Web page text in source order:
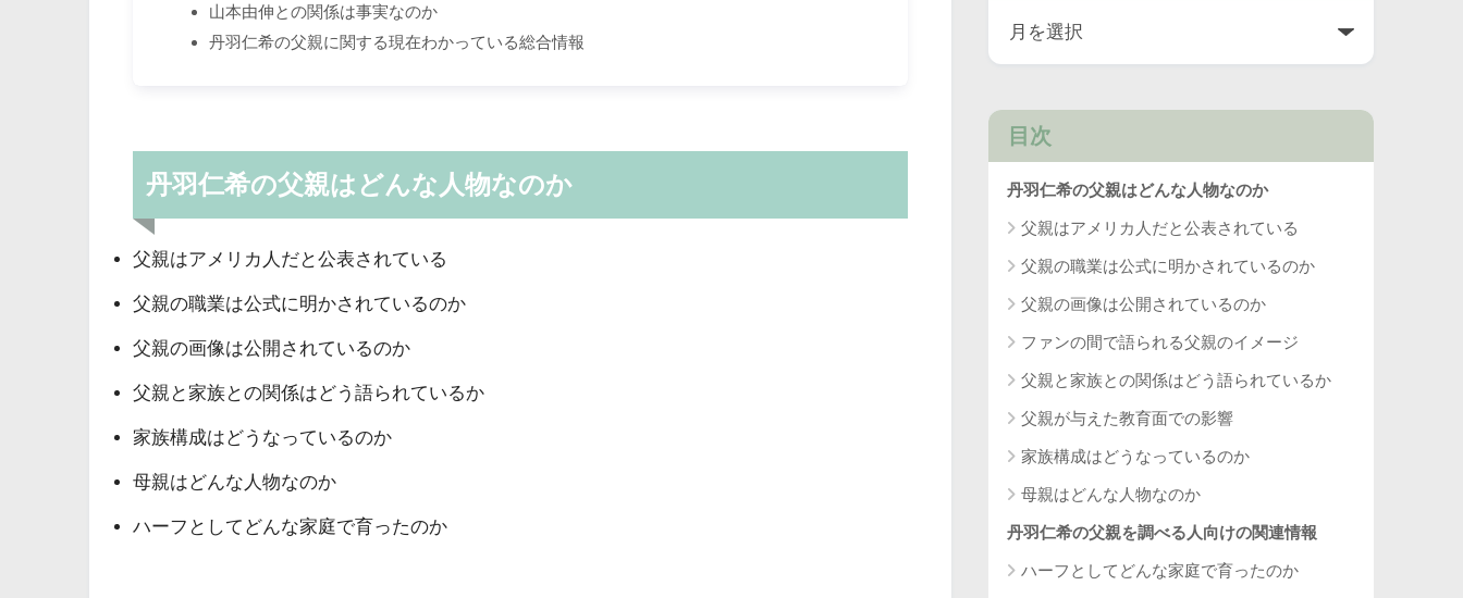
山本由伸との関係は事実なのか
丹羽仁希の父親に関する現在わかっている総合情報
丹羽仁希の父親はどんな人物なのか
父親はアメリカ人だと公表されている
父親の職業は公式に明かされているのか
父親の画像は公開されているのか
父親と家族との関係はどう語られているか
家族構成はどうなっているのか
母親はどんな人物なのか
ハーフとしてどんな家庭で育ったのか
目次
丹羽仁希の父親はどんな人物なのか
父親はアメリカ人だと公表されている
父親の職業は公式に明かされているのか
父親の画像は公開されているのか
ファンの間で語られる父親のイメージ
父親と家族との関係はどう語られているか
父親が与えた教育面での影響
家族構成はどうなっているのか
母親はどんな人物なのか
丹羽仁希の父親を調べる人向けの関連情報
ハーフとしてどんな家庭で育ったのか